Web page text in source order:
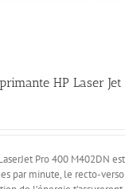
HP Laser
Pro 400 M402DN
par minute, le recto-